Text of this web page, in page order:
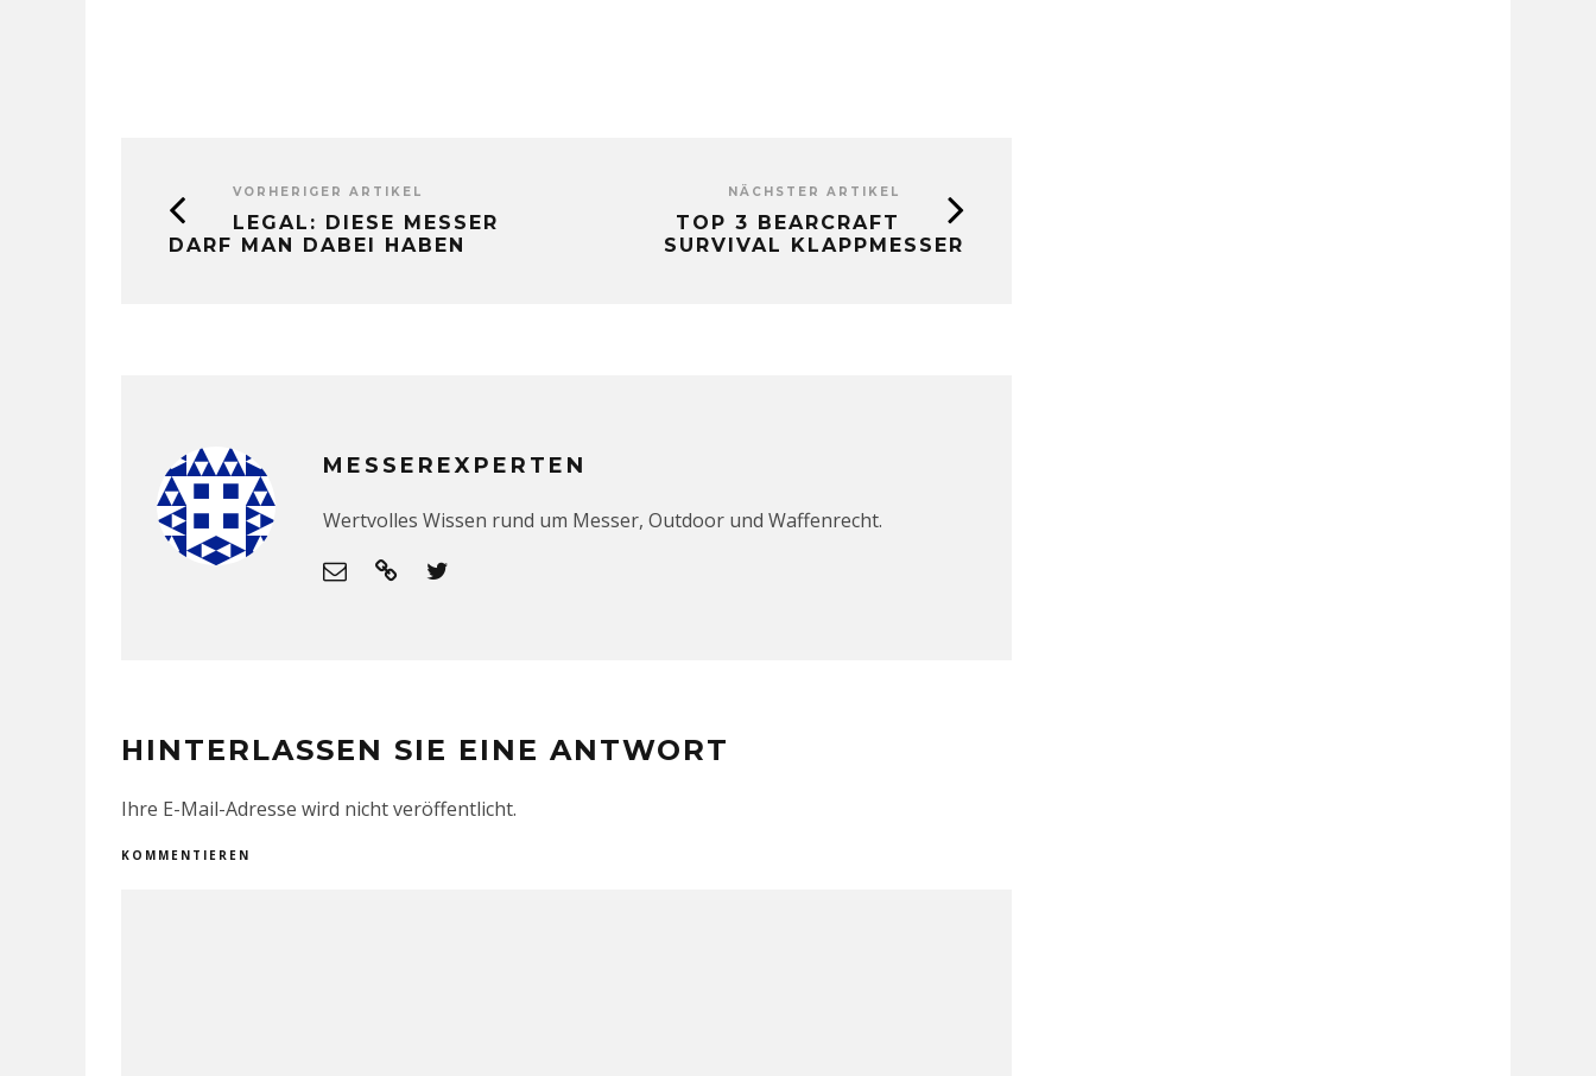
VORHERIGER ARTIKEL
LEGAL: DIESE MESSER
DARF MAN DABEI HABEN
NÄCHSTER ARTIKEL
TOP 3 BEARCRAFT
SURVIVAL KLAPPMESSER
MESSEREXPERTEN
Wertvolles Wissen rund um Messer, Outdoor und Waffenrecht.
HINTERLASSEN SIE EINE ANTWORT
Ihre E-Mail-Adresse wird nicht veröffentlicht.
KOMMENTIEREN